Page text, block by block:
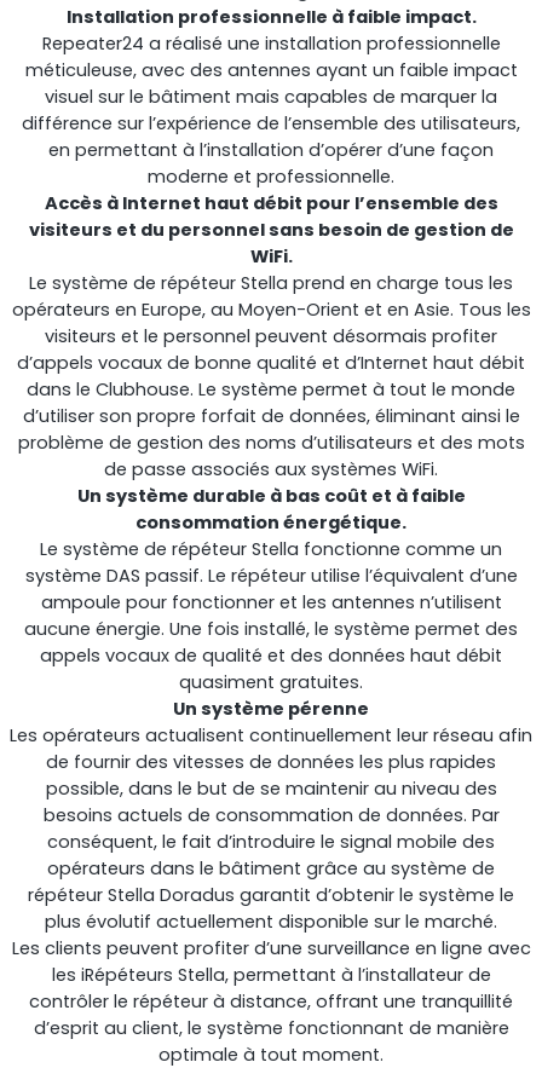
Installation professionnelle à faible impact.
Repeater24 a réalisé une installation professionnelle
méticuleuse, avec des antennes ayant un faible impact
visuel sur le bâtiment mais capables de marquer la
différence sur l’expérience de l’ensemble des utilisateurs,
en permettant à l’installation d’opérer d’une façon
moderne et professionnelle.
Accès à Internet haut débit pour l’ensemble des
visiteurs et du personnel sans besoin de gestion de
WiFi.
Le système de répéteur Stella prend en charge tous les
opérateurs en Europe, au Moyen-Orient et en Asie. Tous les
visiteurs et le personnel peuvent désormais profiter
d’appels vocaux de bonne qualité et d’Internet haut débit
dans le Clubhouse. Le système permet à tout le monde
d’utiliser son propre forfait de données, éliminant ainsi le
problème de gestion des noms d’utilisateurs et des mots
de passe associés aux systèmes WiFi.
Un système durable à bas coût et à faible
consommation énergétique.
Le système de répéteur Stella fonctionne comme un
système DAS passif. Le répéteur utilise l’équivalent d’une
ampoule pour fonctionner et les antennes n’utilisent
aucune énergie. Une fois installé, le système permet des
appels vocaux de qualité et des données haut débit
quasiment gratuites.
Un système pérenne
Les opérateurs actualisent continuellement leur réseau afin
de fournir des vitesses de données les plus rapides
possible, dans le but de se maintenir au niveau des
besoins actuels de consommation de données. Par
conséquent, le fait d’introduire le signal mobile des
opérateurs dans le bâtiment grâce au système de
répéteur Stella Doradus garantit d’obtenir le système le
plus évolutif actuellement disponible sur le marché.
Les clients peuvent profiter d’une surveillance en ligne avec
les iRépéteurs Stella, permettant à l’installateur de
contrôler le répéteur à distance, offrant une tranquillité
d’esprit au client, le système fonctionnant de manière
optimale à tout moment.